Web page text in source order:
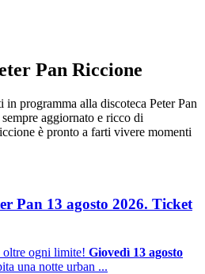
Pan Riccione
programma alla discoteca Peter Pan
aggiornato e ricco di
è pronto a farti vivere momenti
Pan 13 agosto 2026. Ticket
oltre ogni limite! Giovedì 13 agosto
una notte urban ...